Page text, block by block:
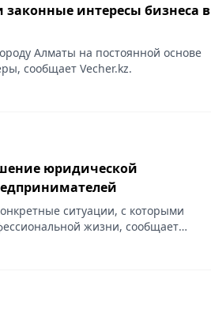
интересы бизнеса в
Алматы на постоянной основе
сообщает Vecher.kz.
юридической
ситуации, с которыми
жизни, сообщает